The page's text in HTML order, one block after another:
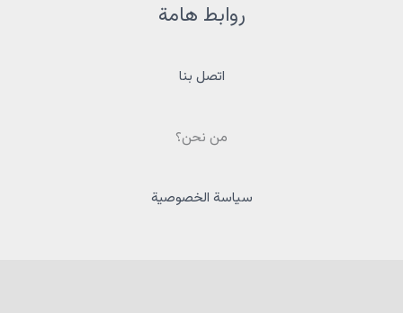
روابط هامة
اتصل بنا
من نحن؟
سياسة الخصوصية